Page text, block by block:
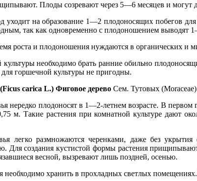
Плоды созревают через 5—6 месяцев и могут
уходит на образование 1—2 плодоносящих побегов
так как одновременно с плодоношением выводят
роста и плодоношения нуждаются в органических и
необходимо брать ранние обильно
для горшечной культуры не пригодны.
carica L.) Фиговое дерево Сем. Тутовых (Моrасеае)
нередко плодоносят в 1—2-летнем возрасте. В
м. Такие растения при комнатной культуре дают
легко размножаются черенками, даже без
Для создания кустистой формы растения
весной, вызревают лишь поздней, осенью.
необходимо хранить в прохладных светлых